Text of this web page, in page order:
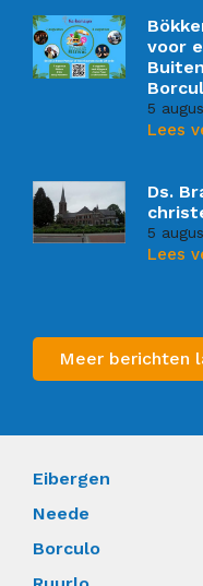
voor
5
Lees
Ds.
5
Lees
Meer berichten
Eibergen
Neede
Borculo